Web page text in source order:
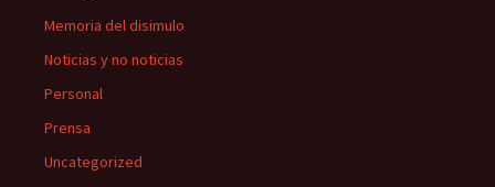
Memoria del disimulo
Noticias y no noticias
Personal
Prensa
Uncategorized